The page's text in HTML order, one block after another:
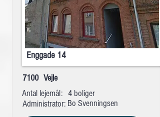
Enggade 14
7100 Vejle
Antal lejemål:
Administrator:
4 boliger
Bo Svenningsen